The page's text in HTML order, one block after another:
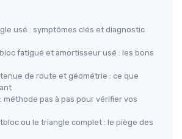
usé : symptômes clés et diagnostic
fatigué et amortisseur usé : les bons
de route et géométrie : ce que
méthode pas à pas pour vérifier vos
ou le triangle complet : le piège des